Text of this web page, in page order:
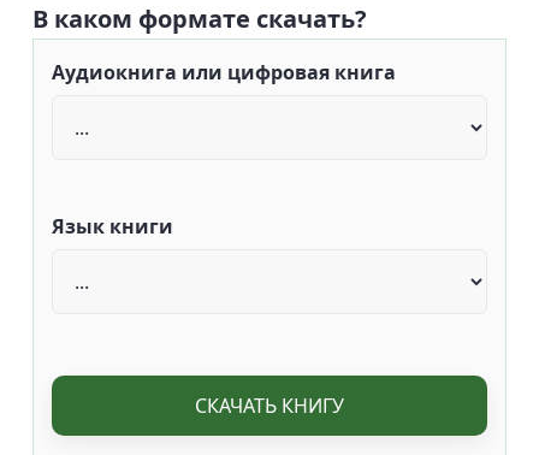
В каком формате скачать?
Аудиокнига или цифровая книга
Язык книги
СКАЧАТЬ КНИГУ